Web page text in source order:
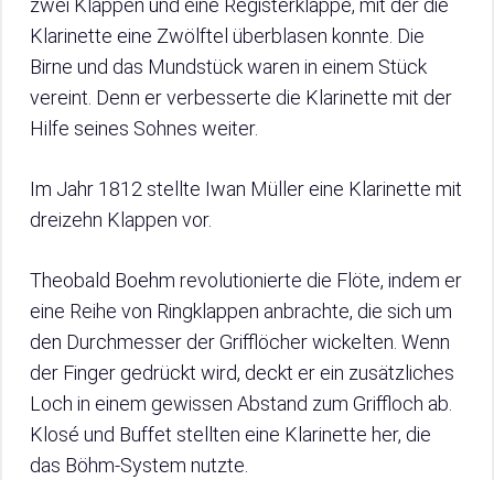
zwei Klappen und eine Registerklappe, mit der die
Klarinette eine Zwölftel überblasen konnte. Die
Birne und das Mundstück waren in einem Stück
vereint. Denn er verbesserte die Klarinette mit der
Hilfe seines Sohnes weiter.
Im Jahr 1812 stellte Iwan Müller eine Klarinette mit
dreizehn Klappen vor.
Theobald Boehm revolutionierte die Flöte, indem er
eine Reihe von Ringklappen anbrachte, die sich um
den Durchmesser der Grifflöcher wickelten. Wenn
der Finger gedrückt wird, deckt er ein zusätzliches
Loch in einem gewissen Abstand zum Griffloch ab.
Klosé und Buffet stellten eine Klarinette her, die
das Böhm-System nutzte.